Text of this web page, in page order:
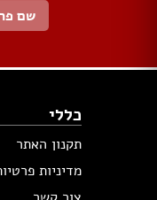
כללי
תקנון האתר
מדיניות